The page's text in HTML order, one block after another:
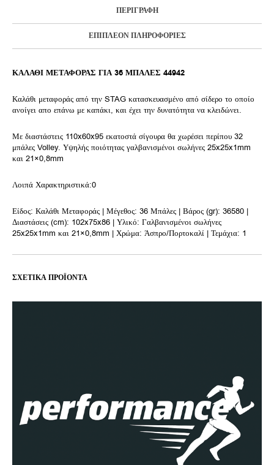
ΠΕΡΙΓΡΑΦΉ
ΕΠΙΠΛΈΟΝ ΠΛΗΡΟΦΟΡΊΕΣ
ΚΑΛΑΘΙ ΜΕΤΑΦΟΡΑΣ ΓΙΑ 36 ΜΠΑΛΕΣ 44942
Καλάθι μεταφοράς από την STAG κατασκευασμένο από σίδερο το οποίο
ανοίγει απο επάνω με καπάκι, και έχει την δυνατότητα να κλειδώνει.
Με διαστάστεις 110x60x95 εκατοστά σίγουρα θα χωρέσει περίπου 32
μπάλες Volley. Υψηλής ποιότητας γαλβανισμένοι σωλήνες 25x25x1mm
και 21×0,8mm
Λοιπά Χαρακτηριστικά:0
Είδος: Καλάθι Μεταφοράς | Μέγεθος: 36 Μπάλες | Βάρος (gr): 36580 |
Διαστάσεις (cm): 102x75x86 | Υλικό: Γαλβανισμένοι σωλήνες
25x25x1mm και 21×0,8mm | Χρώμα: Άσπρο/Πορτοκαλί | Τεμάχια: 1
ΣΧΕΤΙΚΆ ΠΡΟΪΌΝΤΑ